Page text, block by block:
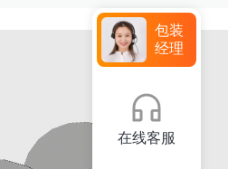
包装
经理
在线客服